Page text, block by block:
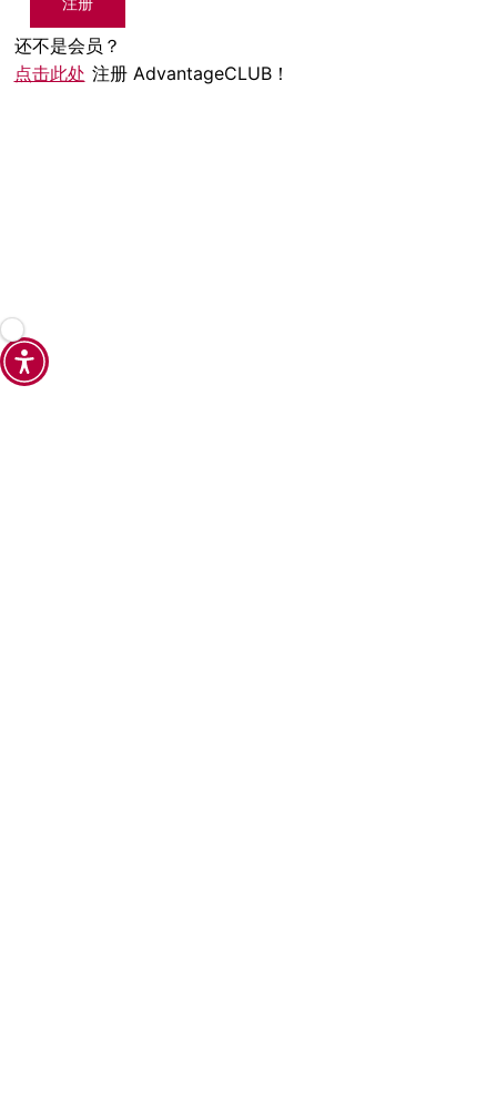
还不是会员？
点击此处 注册 AdvantageCLUB！